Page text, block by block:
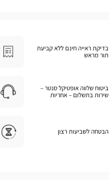
בדיקת ראייה חינם ללא קביעת
תור מראש
ביטוח שלווה אופטיקל סנטר –
שירות בתשלום – אחריות
הבטחה לשביעות רצון